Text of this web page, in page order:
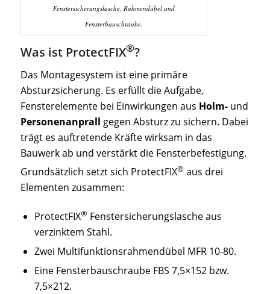
Fenstersicherungslasche, Rahmendübel und
Fensterbauschraube.
Was ist ProtectFIX®?
Das Montagesystem ist eine primäre
Absturzsicherung. Es erfüllt die Aufgabe,
Fensterelemente bei Einwirkungen aus Holm-und
Personenanprall gegen Absturz zu sichern. Dabei
trägt es auftretende Kräfte wirksam in das
Bauwerk ab und verstärkt die Fensterbefestigung.
Grundsätzlich setzt sich ProtectFIX®aus drei
Elementen zusammen:
ProtectFIX®Fenstersicherungslasche aus
verzinktem Stahl.
Zwei Multifunktionsrahmendübel MFR 10-80.
Eine Fensterbauschraube FBS 7,5×152 bzw.
7,5×212.